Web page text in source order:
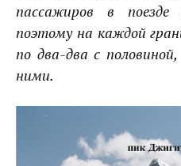
пассажиров в поезде
поэтому на каждой
по два-два с
ними.